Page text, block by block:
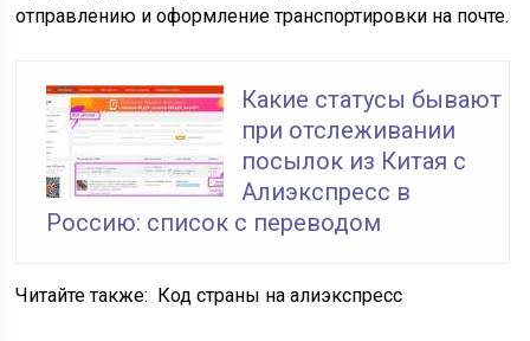
отправлению и оформление транспортировки на почте.
Какие статусы бывают
при отслеживании
посылок из Китая с
Алиэкспресс в
Россию: список с переводом
Читайте также: Код страны на алиэкспресс